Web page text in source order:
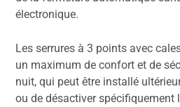
électronique.
Les serrures à 3 points avec
un maximum de confort et de
nuit, qui peut être installé
ou de désactiver spécifiquement